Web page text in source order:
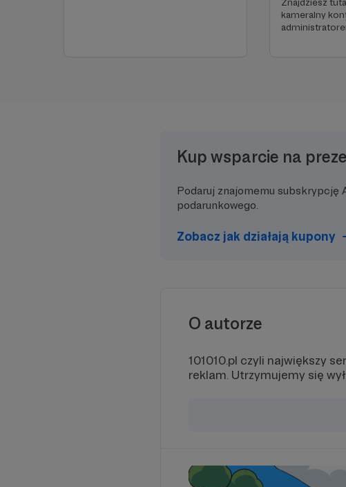
kameralny
Kup wsparcie na
Podaruj znajomemu subskrypcję
podarunkowego.
Zobacz jak działają kupony
O autorze
101010.pl czyli największy
reklam. Utrzymujemy się